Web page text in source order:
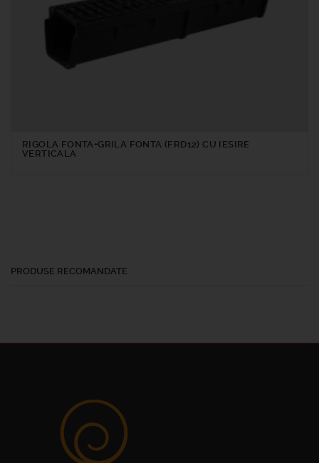
RIGOLA FONTA+GRILA FONTA (FRD12) CU IESIRE
VERTICALA
PRODUSE RECOMANDATE